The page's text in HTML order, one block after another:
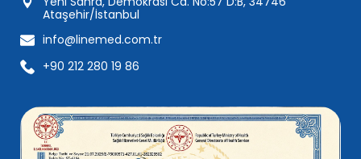
Ataşehir/İstanbul
info@linemed.com.tr
+90 212 280 19 86